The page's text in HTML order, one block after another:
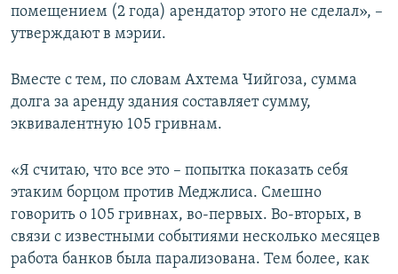
помещением (2 года) арендатор этого не сделал», –
утверждают в мэрии.
Вместе с тем, по словам Ахтема Чийгоза, сумма
долга за аренду здания составляет сумму,
эквивалентную 105 гривнам.
«Я считаю, что все это – попытка показать себя
этаким борцом против Меджлиса. Смешно
говорить о 105 гривнах, во-первых. Во-вторых, в
связи с известными событиями несколько месяцев
работа банков была парализована. Тем более, как